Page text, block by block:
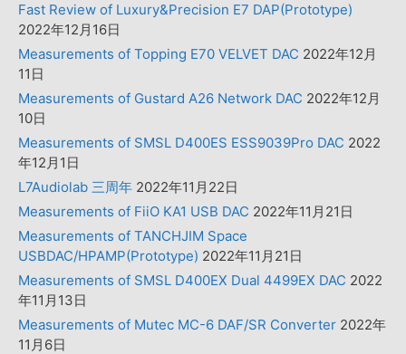
Fast Review of Luxury&Precision E7 DAP(Prototype)
2022年12月16日
Measurements of Topping E70 VELVET DAC 2022年12月
11日
Measurements of Gustard A26 Network DAC 2022年12月
10日
Measurements of SMSL D400ES ESS9039Pro DAC 2022
年12月1日
L7Audiolab 三周年 2022年11月22日
Measurements of FiiO KA1 USB DAC 2022年11月21日
Measurements of TANCHJIM Space
USBDAC/HPAMP(Prototype) 2022年11月21日
Measurements of SMSL D400EX Dual 4499EX DAC 2022
年11月13日
Measurements of Mutec MC-6 DAF/SR Converter 2022年
11月6日